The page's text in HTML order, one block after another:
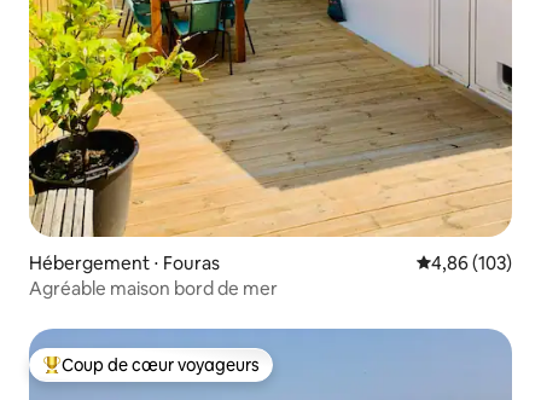
Hébergement ⋅ Fouras Évaluation
4,86 (103)
Agréable maison bord de mer
Coups de cœur voyageurs les plus appréciés
Coup de cœur voyageurs